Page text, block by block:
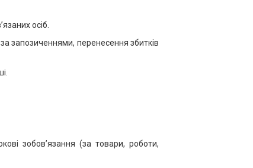
осіб.
запозиченнями, перенесення збитків
зобов’язання (за товари, роботи,